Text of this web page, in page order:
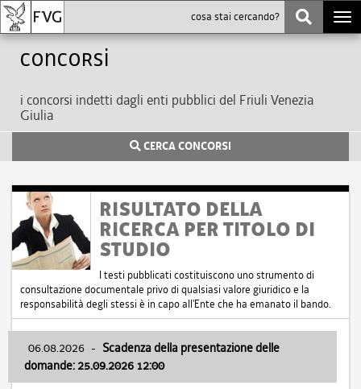
Concorsi
i concorsi indetti dagli enti pubblici del Friuli Venezia
Giulia
CERCA CONCORSI
RISULTATO DELLA
RICERCA PER TITOLO DI
STUDIO
I testi pubblicati costituiscono uno strumento di
consultazione documentale privo di qualsiasi valore giuridico e la
responsabilità degli stessi è in capo all'Ente che ha emanato il bando.
06.08.2026 - Scadenza della presentazione delle
domande: 25.09.2026 12:00